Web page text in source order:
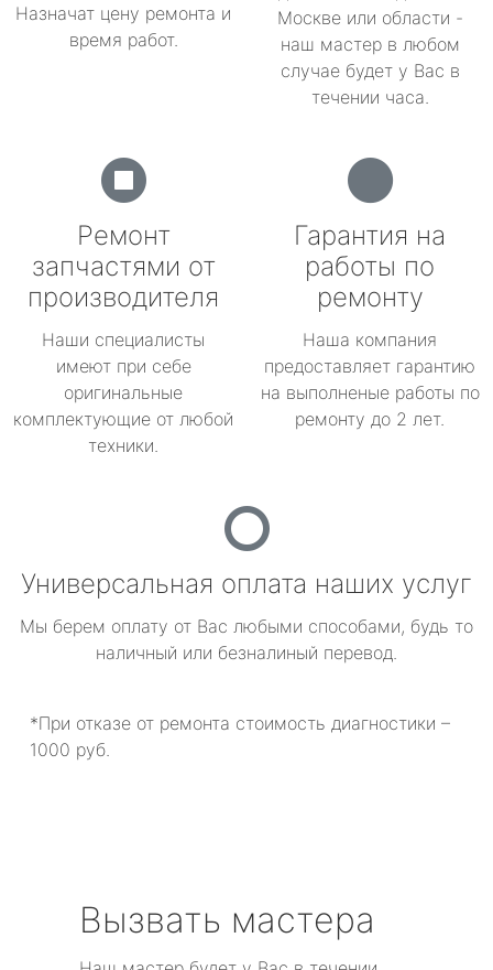
Назначат цену ремонта и
время работ.
Москве или области -
наш мастер в любом
случае будет у Вас в
течении часа.
Ремонт
запчастями от
производителя
Наши специалисты
имеют при себе
оригинальные
комплектующие от любой
техники.
Гарантия на
работы по
ремонту
Наша компания
предоставляет гарантию
на выполненые работы по
ремонту до 2 лет.
Универсальная оплата наших услуг
Мы берем оплату от Вас любыми способами, будь то
наличный или безналиный перевод.
*При отказе от ремонта стоимость диагностики –
1000 руб.
Вызвать мастера